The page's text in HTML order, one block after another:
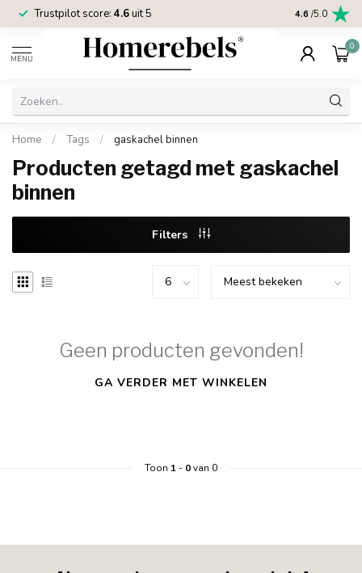
Trustpilot score: 4.6uit 5 2 jaar
4.6 /5.0
MENU
0
Home / Tags / gaskachel binnen
Producten getagd met gaskachel
binnen
Filters
Geen producten gevonden!
GA VERDER MET WINKELEN
Toon 1- 0van 0